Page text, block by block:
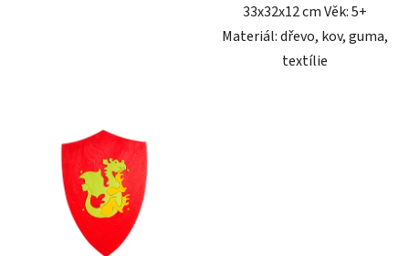
33x32x12 cm Věk: 5+
Materiál: dřevo, kov, guma,
textílie